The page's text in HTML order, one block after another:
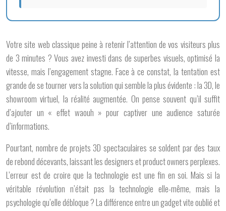
Votre site web classique peine à retenir l’attention de vos visiteurs plus
de 3 minutes ? Vous avez investi dans de superbes visuels, optimisé la
vitesse, mais l’engagement stagne. Face à ce constat, la tentation est
grande de se tourner vers la solution qui semble la plus évidente : la 3D, le
showroom virtuel, la réalité augmentée. On pense souvent qu’il suffit
d’ajouter un « effet waouh » pour captiver une audience saturée
d’informations.
Pourtant, nombre de projets 3D spectaculaires se soldent par des taux
de rebond décevants, laissant les designers et product owners perplexes.
L’erreur est de croire que la technologie est une fin en soi. Mais si la
véritable révolution n’était pas la technologie elle-même, mais la
psychologie qu’elle débloque ? La différence entre un gadget vite oublié et